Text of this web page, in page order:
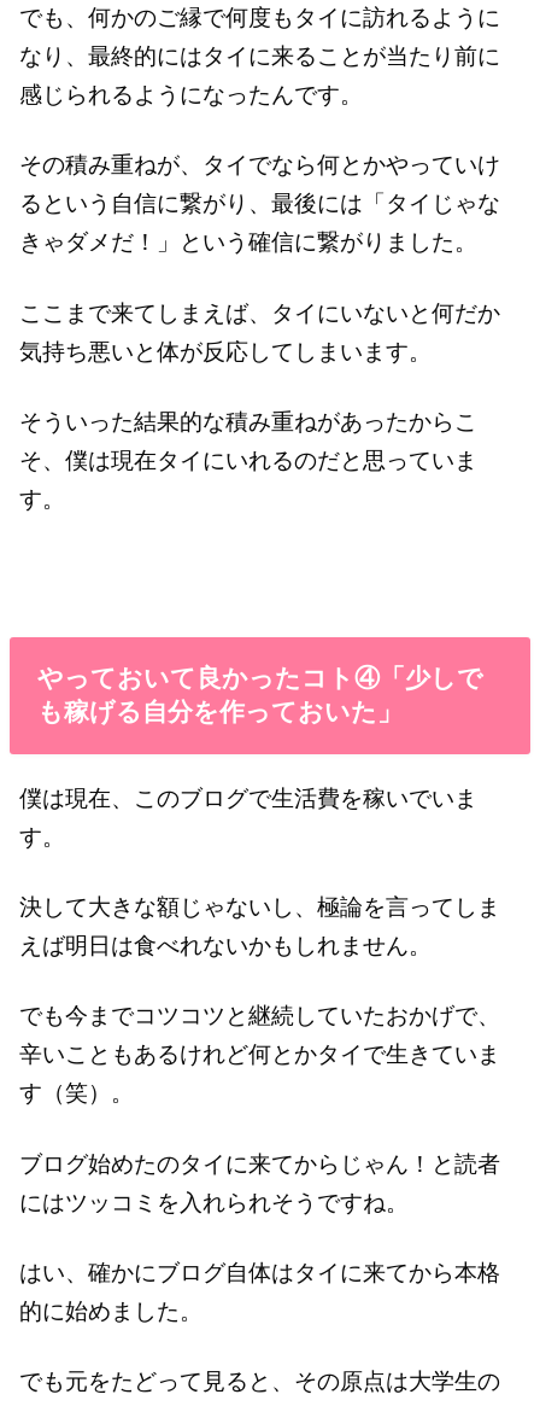
でも、何かのご縁で何度もタイに訪れるように
なり、最終的にはタイに来ることが当たり前に
感じられるようになったんです。
その積み重ねが、タイでなら何とかやっていけ
るという自信に繋がり、最後には「タイじゃな
きゃダメだ！」という確信に繋がりました。
ここまで来てしまえば、タイにいないと何だか
気持ち悪いと体が反応してしまいます。
そういった結果的な積み重ねがあったからこ
そ、僕は現在タイにいれるのだと思っていま
す。
やっておいて良かったコト④「少しで
も稼げる自分を作っておいた」
僕は現在、このブログで生活費を稼いでいま
す。
決して大きな額じゃないし、極論を言ってしま
えば明日は食べれないかもしれません。
でも今までコツコツと継続していたおかげで、
辛いこともあるけれど何とかタイで生きていま
す（笑）。
ブログ始めたのタイに来てからじゃん！と読者
にはツッコミを入れられそうですね。
はい、確かにブログ自体はタイに来てから本格
的に始めました。
でも元をたどって見ると、その原点は大学生の